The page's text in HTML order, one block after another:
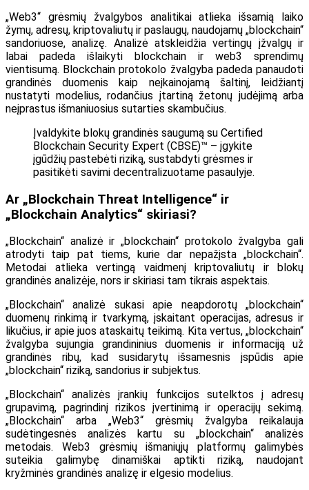
„Web3“ grėsmių žvalgybos analitikai atlieka išsamią laiko
žymų, adresų, kriptovaliutų ir paslaugų, naudojamų „blockchain“
sandoriuose, analizę. Analizė atskleidžia vertingų įžvalgų ir
labai padeda išlaikyti blockchain ir web3 sprendimų
vientisumą. Blockchain protokolo žvalgyba padeda panaudoti
grandinės duomenis kaip neįkainojamą šaltinį, leidžiantį
nustatyti modelius, rodančius įtartiną žetonų judėjimą arba
neįprastus išmaniuosius sutarties skambučius.
Įvaldykite blokų grandinės saugumą su Certified
Blockchain Security Expert (CBSE)™ – įgykite
įgūdžių pastebėti riziką, sustabdyti grėsmes ir
pasitikėti savimi decentralizuotame pasaulyje.
Ar „Blockchain Threat Intelligence“ ir
„Blockchain Analytics“ skiriasi?
„Blockchain“ analizė ir „blockchain“ protokolo žvalgyba gali
atrodyti taip pat tiems, kurie dar nepažįsta „blockchain“.
Metodai atlieka vertingą vaidmenį kriptovaliutų ir blokų
grandinės analizėje, nors ir skiriasi tam tikrais aspektais.
„Blockchain“ analizė sukasi apie neapdorotų „blockchain“
duomenų rinkimą ir tvarkymą, įskaitant operacijas, adresus ir
likučius, ir apie juos ataskaitų teikimą. Kita vertus, „blockchain“
žvalgyba sujungia grandininius duomenis ir informaciją už
grandinės ribų, kad susidarytų išsamesnis įspūdis apie
„blockchain“ riziką, sandorius ir subjektus.
„Blockchain“ analizės įrankių funkcijos sutelktos į adresų
grupavimą, pagrindinį rizikos įvertinimą ir operacijų sekimą.
„Blockchain“ arba „Web3“ grėsmių žvalgyba reikalauja
sudėtingesnės analizės kartu su „blockchain“ analizės
metodais. Web3 grėsmių išmaniųjų platformų galimybės
suteikia galimybę dinamiškai aptikti riziką, naudojant
kryžminės grandinės analizę ir elgesio modelius.